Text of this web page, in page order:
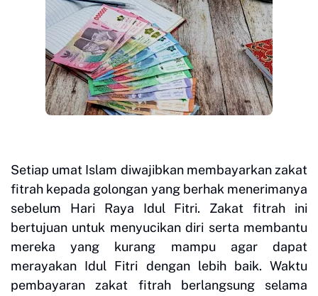
Setiap umat Islam diwajibkan membayarkan zakat
fitrah kepada golongan yang berhak menerimanya
sebelum Hari Raya Idul Fitri. Zakat fitrah ini
bertujuan untuk menyucikan diri serta membantu
mereka yang kurang mampu agar dapat
merayakan Idul Fitri dengan lebih baik. Waktu
pembayaran zakat fitrah berlangsung selama